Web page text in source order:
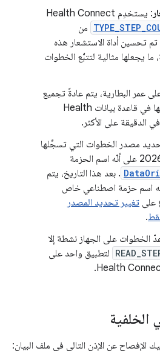
: يستخدِم Health Connect
من
تم تحسين أداة الاستشعار هذه
يجعلها مثالية لتتبُّع الخطوات
عمر البطارية، يتم عادةً تجميع
بيانات الخطوات وكتابتها في قاعدة بيانات Health
مصدر الخطوات التي تسجِّلها
. بعد هذا التاريخ، يتم
اسم حزمة اصطناعي خاص
على تغيير تحديد المصدر
.
الخطوات على الجهاز نشطة إلا
لتطبيق واحد على
الخلفية
الإفصاح عن الإذن التالي في ملف البيان: